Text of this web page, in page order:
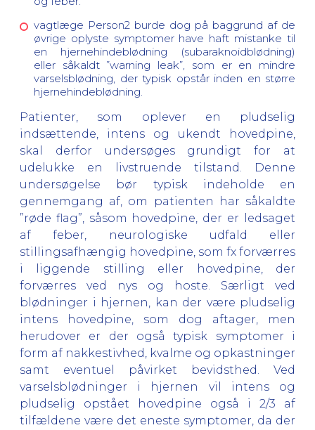
vagtlæge Person2 burde dog på baggrund af de
øvrige oplyste symptomer have haft mistanke til
en hjernehindeblødning (subaraknoidblødning)
eller såkaldt ”warning leak”, som er en mindre
varselsblødning, der typisk opstår inden en større
hjernehindeblødning.
Patienter, som oplever en pludselig
indsættende, intens og ukendt hovedpine,
skal derfor undersøges grundigt for at
udelukke en livstruende tilstand. Denne
undersøgelse bør typisk indeholde en
gennemgang af, om patienten har såkaldte
”røde flag”, såsom hovedpine, der er ledsaget
af feber, neurologiske udfald eller
stillingsafhængig hovedpine, som fx forværres
i liggende stilling eller hovedpine, der
forværres ved nys og hoste. Særligt ved
blødninger i hjernen, kan der være pludselig
intens hovedpine, som dog aftager, men
herudover er der også typisk symptomer i
form af nakkestivhed, kvalme og opkastninger
samt eventuel påvirket bevidsthed. Ved
varselsblødninger i hjernen vil intens og
pludselig opstået hovedpine også i 2/3 af
tilfældene være det eneste symptomer, da der